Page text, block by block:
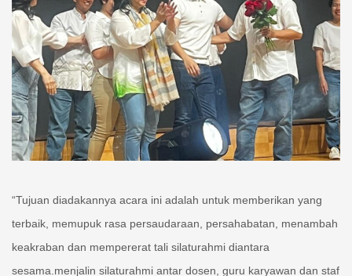
“Tujuan diadakannya acara ini adalah untuk memberikan yang
terbaik, memupuk rasa persaudaraan, persahabatan, menambah
keakraban dan mempererat tali silaturahmi diantara
sesama.menjalin silaturahmi antar dosen, guru karyawan dan staf